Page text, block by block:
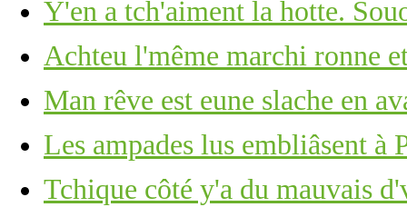
Y'en a tch'aiment la hotte.
Achteu l'même marchi ronne
Man rêve est eune slache en
Les ampades lus embliâsent à
Tchique côté y'a du mauvais